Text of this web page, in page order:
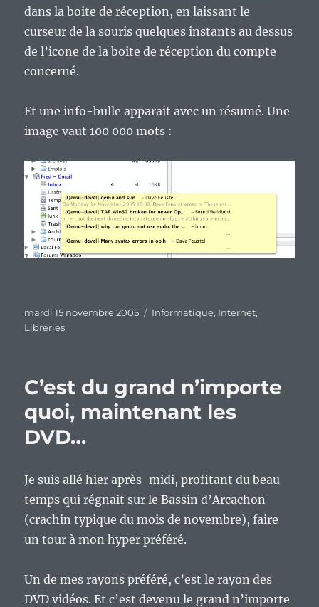
dans la boite de réception, en laissant le
curseur de la souris quelques instants au dessus
de l’icone de la boite de réception du compte
concerné.
Et une info-bulle apparait avec un résumé. Une
image vaut 100 000 mots :
Publié
le
mardi 15 novembre 2005 Catégories
Informatique, Internet,
Libreries
C’est du grand n’importe
quoi, maintenant les
DVD…
Je suis allé hier après-midi, profitant du beau
temps qui régnait sur le Bassin d’Arcachon
(crachin typique du mois de novembre), faire
un tour à mon hyper préféré.
Un de mes rayons préféré, c’est le rayon des
DVD vidéos. Et c’est devenu le grand n’importe